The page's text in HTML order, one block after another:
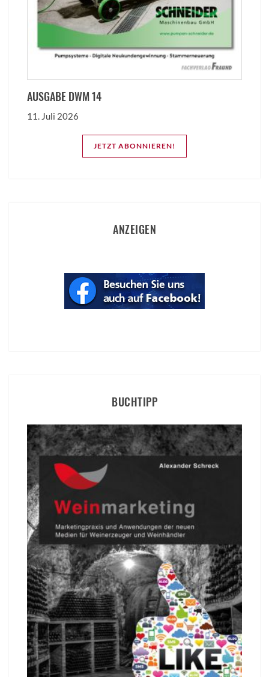
AUSGABE DWM 14
11. Juli 2026
JETZT ABONNIEREN!
ANZEIGEN
BUCHTIPP